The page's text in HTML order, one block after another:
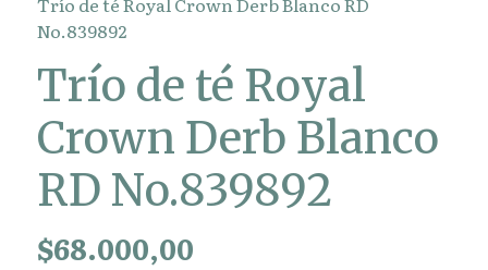
No.839892
Trío de té Royal
Crown Derb Blanco
RD No.839892
$68.000,00